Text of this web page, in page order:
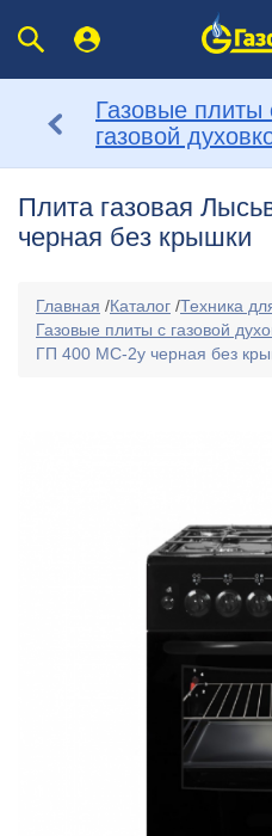
Газовые плиты
газовой
Плита газовая
черная без крышки
Главная /Каталог /Техника
Газовые плиты с газовой
ГП 400 МС-2у черная без